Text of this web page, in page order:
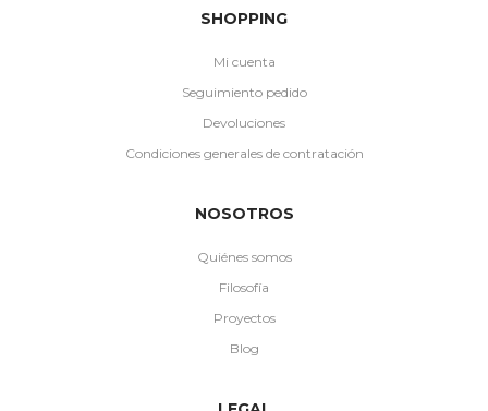
SHOPPING
Mi cuenta
Seguimiento pedido
Devoluciones
Condiciones generales de contratación
NOSOTROS
Quiénes somos
Filosofía
Proyectos
Blog